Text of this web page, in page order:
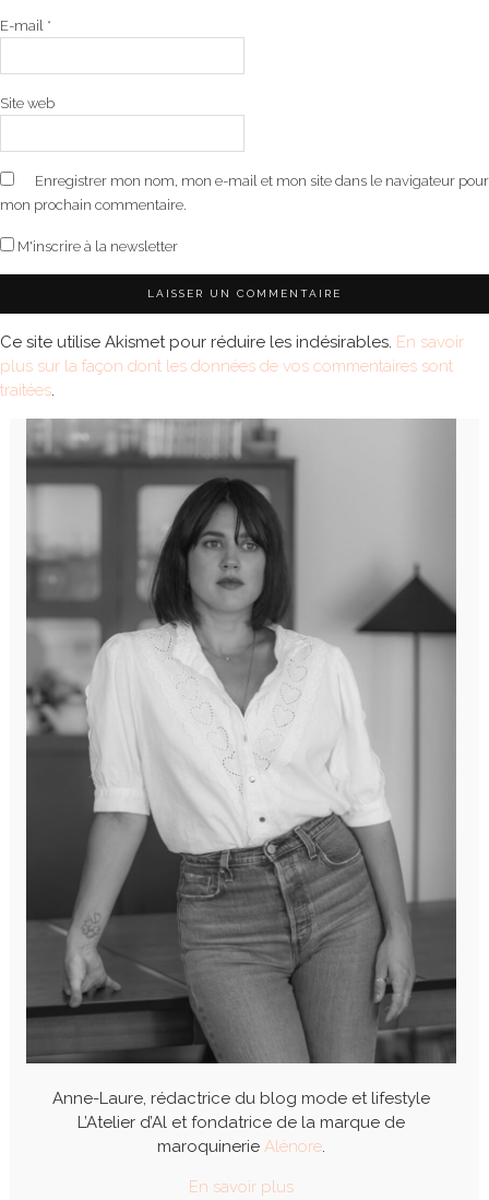
E-mail *
Site web
Enregistrer mon nom, mon e-mail et mon site dans le navigateur pour
mon prochain commentaire.
M'inscrire à la newsletter
Ce site utilise Akismet pour réduire les indésirables. En savoir
plus sur la façon dont les données de vos commentaires sont
traitées.
Anne-Laure, rédactrice du blog mode et lifestyle
L’Atelier d’Al et fondatrice de la marque de
maroquinerie Alénore.
En savoir plus